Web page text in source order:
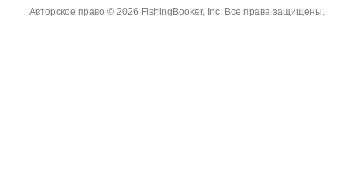
Авторское право © 2026 FishingBooker, Inc. Все права защищены.